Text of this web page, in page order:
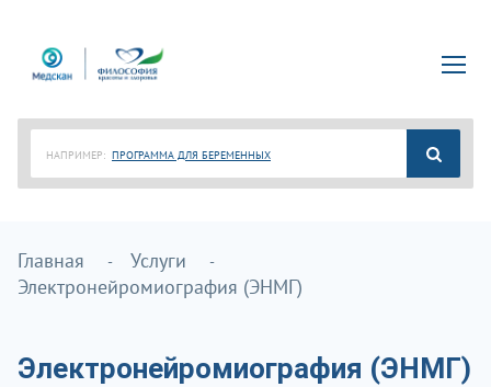
НАПРИМЕР: ПРОГРАММА ДЛЯ БЕРЕМЕННЫХ
Главная
Услуги
Электронейромиография (ЭНМГ)
Электронейромиография (ЭНМГ)